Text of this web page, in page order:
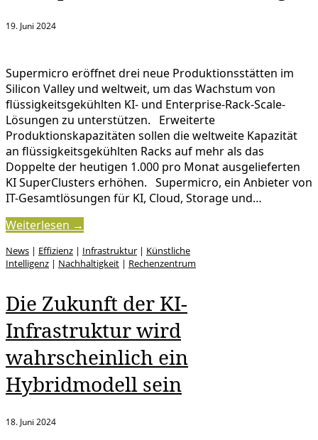
19. Juni 2024
Supermicro eröffnet drei neue Produktionsstätten im
Silicon Valley und weltweit, um das Wachstum von
flüssigkeitsgekühlten KI- und Enterprise-Rack-Scale-
Lösungen zu unterstützen. Erweiterte
Produktionskapazitäten sollen die weltweite Kapazität
an flüssigkeitsgekühlten Racks auf mehr als das
Doppelte der heutigen 1.000 pro Monat ausgelieferten
KI SuperClusters erhöhen. Supermicro, ein Anbieter von
IT-Gesamtlösungen für KI, Cloud, Storage und…
Weiterlesen →
News | Effizienz | Infrastruktur | Künstliche
Intelligenz | Nachhaltigkeit | Rechenzentrum
Die Zukunft der KI-
Infrastruktur wird
wahrscheinlich ein
Hybridmodell sein
18. Juni 2024